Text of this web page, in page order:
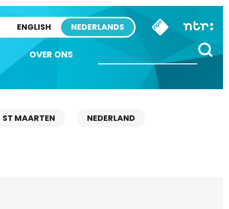
ENGLISH NEDERLANDS
OVER ONS
ST MAARTEN NEDERLAND